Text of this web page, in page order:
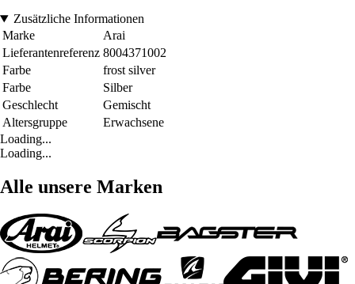
Zusätzliche Informationen
Marke
Arai
Lieferantenreferenz 8004371002
Farbe
frost silver
Farbe
Silber
Geschlecht
Gemischt
Altersgruppe
Erwachsene
Loading...
Loading...
Alle unsere Marken